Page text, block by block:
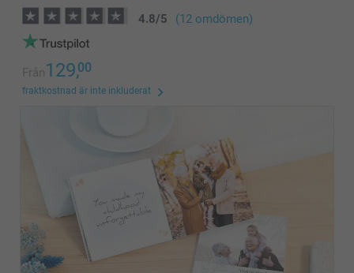
4.8/5 (12 omdömen)
Från129,00
fraktkostnad är inte inkluderat